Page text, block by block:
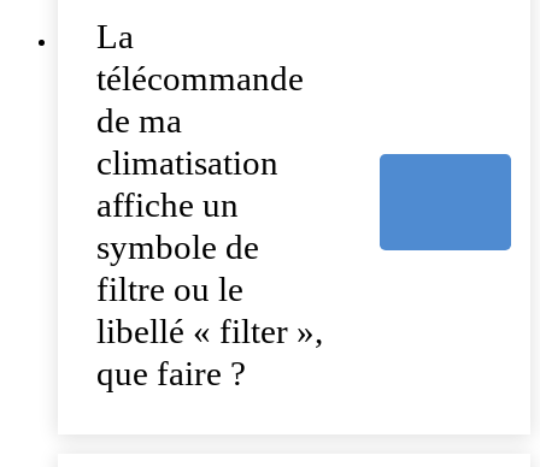
La
télécommande
de ma
climatisation
affiche un
symbole de
filtre ou le
libellé « filter »,
que faire ?